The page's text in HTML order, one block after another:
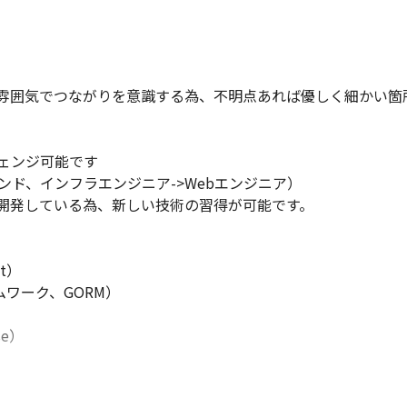
気でつながりを意識する為、不明点あれば優しく細かい箇
ンジ可能です
ド、インフラエンジニア->Webエンジニア）
している為、新しい技術の習得が可能です。